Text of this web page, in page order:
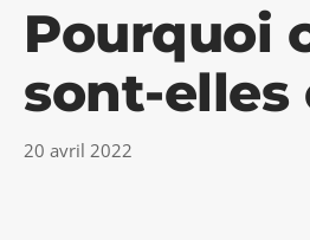
Pourquoi
sont-elles
20 avril 2022